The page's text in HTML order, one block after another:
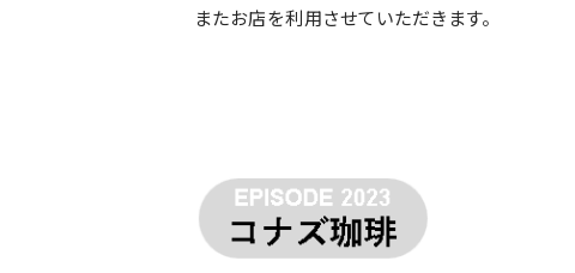
またお店を利用させていただきます。